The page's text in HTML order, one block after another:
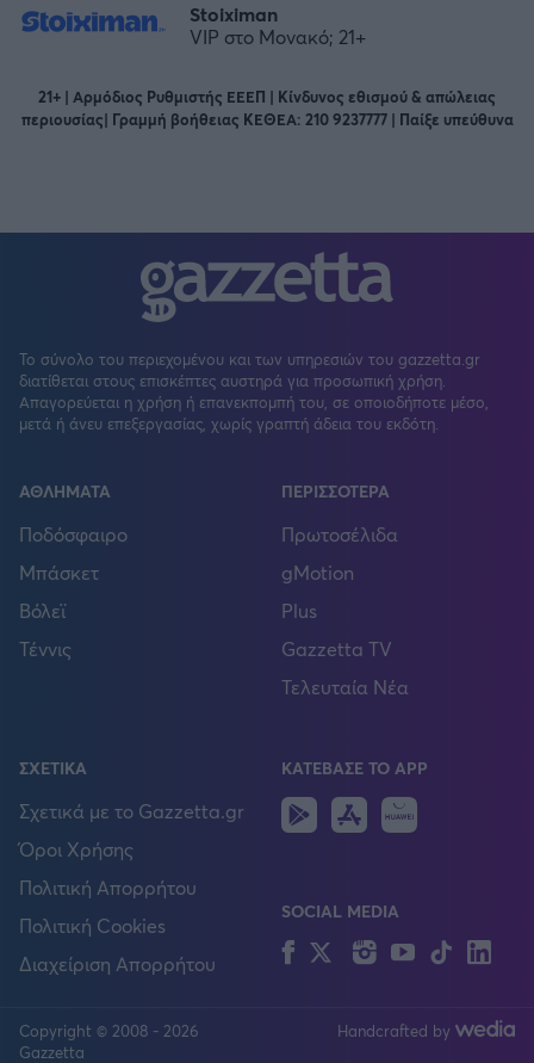
Stoiximan
VIP στο Μονακό; 21+
21+ | Αρμόδιος Ρυθμιστής ΕΕΕΠ | Κίνδυνος εθισμού & απώλειας
περιουσίας| Γραμμή βοήθειας ΚΕΘΕΑ: 210 9237777 | Παίξε υπεύθυνα
Το σύνολο του περιεχομένου και των υπηρεσιών του gazzetta.gr
διατίθεται στους επισκέπτες αυστηρά για προσωπική χρήση.
Απαγορεύεται η χρήση ή επανεκπομπή του, σε οποιοδήποτε μέσο,
μετά ή άνευ επεξεργασίας, χωρίς γραπτή άδεια του εκδότη.
ΑΘΛΗΜΑΤΑ
Ποδόσφαιρο
Μπάσκετ
Βόλεϊ
Τέννις
ΠΕΡΙΣΣΟΤΕΡΑ
Πρωτοσέλιδα
gMotion
Plus
Gazzetta TV
Τελευταία Νέα
ΣΧΕΤΙΚΑ
Σχετικά με το Gazzetta.gr
Όροι Χρήσης
Πολιτική Απορρήτου
Πολιτική Cookies
Διαχείριση Απορρήτου
ΚΑΤΕΒΑΣΕ ΤΟ APP
Android
IOS
SOCIAL MEDIA
FacebookTwitterInstagram
YouTubeTikTok
Copyright © 2008 - 2026
Gazzetta
Handcrafted by